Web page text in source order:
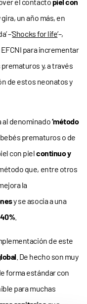
un año más, en
–‘Shocks for life’–,
para incrementar
y, a través
de estos neonatos y
al denominado‘método
prematuros o de
con pielcontinuo y
que, entre otros
la
y se asocia a una
40%.
de este
. De hecho son muy
forma estándar con
para muchas